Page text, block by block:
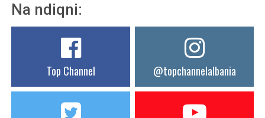
Na ndiqni:
Top Channel @topchannelalbania